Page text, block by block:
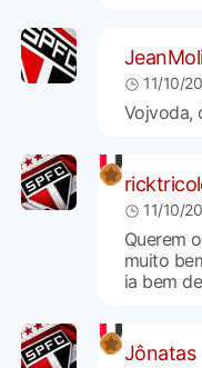
11/10/
Vojvoda,
11/10/
Querem
muito
ia bem
Jônatas